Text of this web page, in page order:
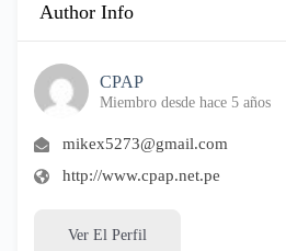
Author Info
CPAP
Miembro desde hace 5 años
mikex5273@gmail.com
http://www.cpap.net.pe
Ver El Perfil